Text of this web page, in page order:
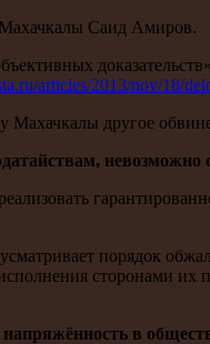
Саид Амиров.
articles/2013/nov/18/
Махачкалы другое
порядок
сторонами их
напряжённость в